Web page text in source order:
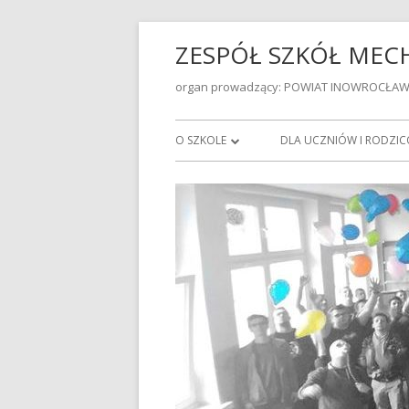
ZESPÓŁ SZKÓŁ
organ prowadzący: POWIAT
O SZKOLE
RADA PEDAGOGICZNA
PRACOWNICY ADMINISTRACJI I
OBSŁUGI
BIBLIOTEKA SZKOLNA
PLAN PRACY PEDAGOGA SZKOLNEGO
W ROKU SZKOLNYM 2023/2024
DLA UCZNIÓW I
STANDARDY OCHRONY
W ZSMIE
WYCHOWAWSTWA
SZKOLNYM 2025/2026
PRZEDMIOTOWE
EGZAMINY